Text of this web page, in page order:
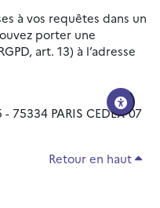
à vos requêtes dans un
porter une
art. 13) à l’adresse
75334 PARIS CEDEX 07
Retour en haut